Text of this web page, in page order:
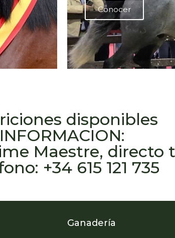
Conocer
disponibles
INFORMACION:
Maestre, directo
+34 615 121 735
Ganadería